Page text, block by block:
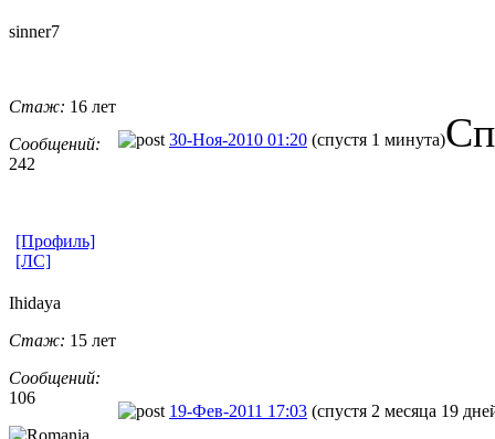
sinner7
Стаж: 16 лет
Сообщений:
242
30-Ноя-2010 01:20 (спустя 1 минута)
[Профиль]
[ЛС]
Ihidaya
Стаж: 15 лет
Сообщений:
106
19-Фев-2011 17:03 (спустя 2 месяца 19